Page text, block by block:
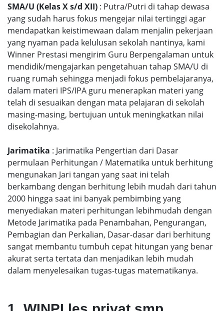
SMA/U (Kelas X s/d XII) : Putra/Putri di tahap dewasa
yang sudah harus fokus mengejar nilai tertinggi agar
mendapatkan keistimewaan dalam menjalin pekerjaan
yang nyaman pada kelulusan sekolah nantinya, kami
Winner Prestasi mengirim Guru Berpengalaman untuk
mendidik/mengajarkan pengetahuan tahap SMA/U di
ruang rumah sehingga menjadi fokus pembelajaranya,
dalam materi IPS/IPA guru menerapkan materi yang
telah di sesuaikan dengan mata pelajaran di sekolah
masing-masing, bertujuan untuk meningkatkan nilai
disekolahnya.
Jarimatika : Jarimatika Pengertian dari Dasar
permulaan Perhitungan / Matematika untuk berhitung
mengunakan Jari tangan yang saat ini telah
berkambang dengan berhitung lebih mudah dari tahun
2000 hingga saat ini banyak pembimbing yang
menyediakan materi perhitungan lebihmudah dengan
Metode Jarimatika pada Penambahan, Pengurangan,
Pembagian dan Perkalian, Dasar-dasar dari berhitung
sangat membantu tumbuh cepat hitungan yang benar
akurat serta tertata dan menjadikan lebih mudah
dalam menyelesaikan tugas-tugas matematikanya.